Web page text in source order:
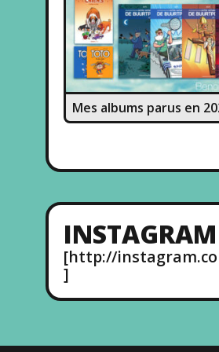
Mes albums parus en
INSTAGRAM
[http://
]